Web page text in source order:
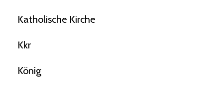
Katholische Kirche
Kkr
König